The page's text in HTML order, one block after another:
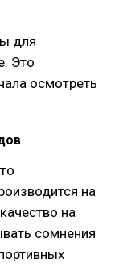
для
Это
осмотреть
на
на
сомнения